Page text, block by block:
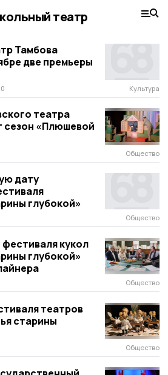
театр
Тамбова
две премьеры
Культура
театра
сезон «Плюшевой
Общество
дату
глубокой»
Общество
кукол
глубокой»
Общество
театров
старины
Общество